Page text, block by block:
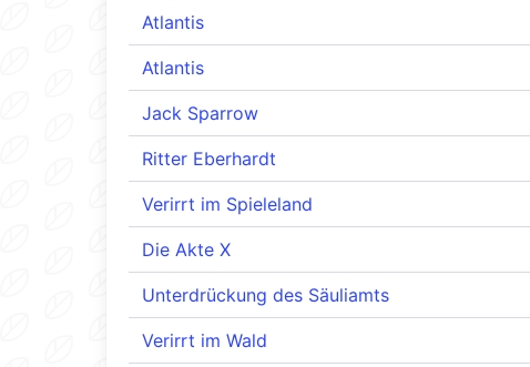
Atlantis
Atlantis
Jack Sparrow
Ritter Eberhardt
Verirrt im Spieleland
Die Akte X
Unterdrückung des Säuliamts
Verirrt im Wald